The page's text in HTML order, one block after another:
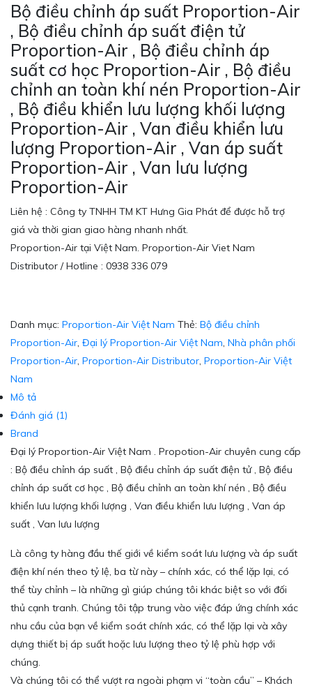
Bộ điều chỉnh áp suất Proportion-Air
, Bộ điều chỉnh áp suất điện tử
Proportion-Air , Bộ điều chỉnh áp
suất cơ học Proportion-Air , Bộ điều
chỉnh an toàn khí nén Proportion-Air
, Bộ điều khiển lưu lượng khối lượng
Proportion-Air , Van điều khiển lưu
lượng Proportion-Air , Van áp suất
Proportion-Air , Van lưu lượng
Proportion-Air
Liên hệ : Công ty TNHH TM KT Hưng Gia Phát để được hỗ trợ
giá và thời gian giao hàng nhanh nhất.
Proportion-Air tại Việt Nam. Proportion-Air Viet Nam
Distributor / Hotline : 0938 336 079
Danh mục: Proportion-Air Việt Nam Thẻ: Bộ điều chỉnh
Proportion-Air, Đại lý Proportion-Air Việt Nam, Nhà phân phối
Proportion-Air, Proportion-Air Distributor, Proportion-Air Việt
Nam
Mô tả
Đánh giá (1)
Brand
Đại lý Proportion-Air Việt Nam . Propotion-Air chuyên cung cấp
: Bộ điều chỉnh áp suất , Bộ điều chỉnh áp suất điện tử , Bộ điều
chỉnh áp suất cơ học , Bộ điều chỉnh an toàn khí nén , Bộ điều
khiển lưu lượng khối lượng , Van điều khiển lưu lượng , Van áp
suất , Van lưu lượng
Là công ty hàng đầu thế giới về kiểm soát lưu lượng và áp suất
điện khí nén theo tỷ lệ, ba từ này – chính xác, có thể lặp lại, có
thể tùy chỉnh – là những gì giúp chúng tôi khác biệt so với đối
thủ cạnh tranh. Chúng tôi tập trung vào việc đáp ứng chính xác
nhu cầu của bạn về kiểm soát chính xác, có thể lặp lại và xây
dựng thiết bị áp suất hoặc lưu lượng theo tỷ lệ phù hợp với
chúng.
Và chúng tôi có thể vượt ra ngoài phạm vi “toàn cầu” – Khách